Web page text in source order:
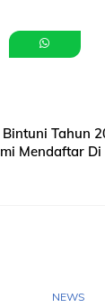
Tahun
Mendaftar
NEWS